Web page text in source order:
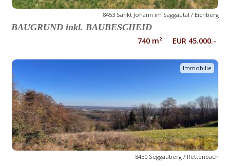
8453 Sankt Johann im Saggautal / Eichberg
BAUGRUND inkl. BAUBESCHEID
740 m² EUR 45.000.-
Immobilie
8430 Seggauberg / Rettenbach